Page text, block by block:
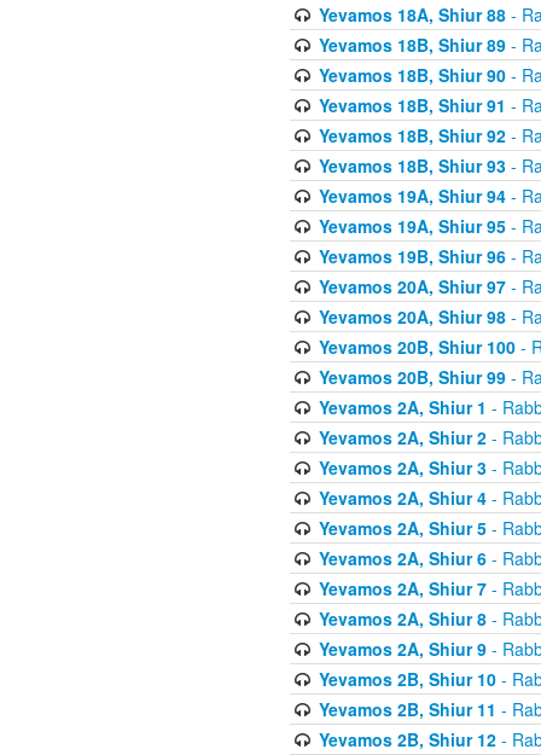
Yevamos 18A, Shiur 88-
Yevamos 18B, Shiur 89-
Yevamos 18B, Shiur 90-
Yevamos 18B, Shiur 91 -
Yevamos 18B, Shiur 92-
Yevamos 18B, Shiur 93-
Yevamos 19A, Shiur 94-
Yevamos 19A, Shiur 95-
Yevamos 19B, Shiur 96-
Yevamos 20A, Shiur 97-
Yevamos 20A, Shiur 98-
Yevamos 20B, Shiur 100-
Yevamos 20B, Shiur 99-
Yevamos 2A, Shiur 1 -
Yevamos 2A, Shiur 2-
Yevamos 2A, Shiur 3-
Yevamos 2A, Shiur 4-
Yevamos 2A, Shiur 5-
Yevamos 2A, Shiur 6-
Yevamos 2A, Shiur 7-
Yevamos 2A, Shiur 8-
Yevamos 2A, Shiur 9-
Yevamos 2B, Shiur 10-
Yevamos 2B, Shiur 11 -
Yevamos 2B, Shiur 12-